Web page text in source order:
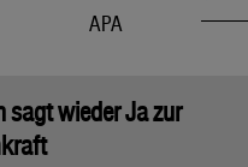
APA
sagt wieder Ja zur